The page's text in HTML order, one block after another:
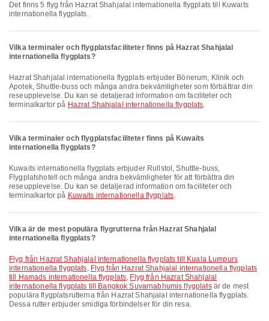
Det finns 5 flyg från Hazrat Shahjalal internationella flygplats till Kuwaits
internationella flygplats.
Vilka terminaler och flygplatsfaciliteter finns på Hazrat Shahjalal
internationella flygplats?
Hazrat Shahjalal internationella flygplats erbjuder Bönerum, Klinik och
Apotek, Shuttle-buss och många andra bekvämligheter som förbättrar din
reseupplevelse. Du kan se detaljerad information om faciliteter och
terminalkartor på Hazrat Shahjalal internationella flygplats.
Vilka terminaler och flygplatsfaciliteter finns på Kuwaits
internationella flygplats?
Kuwaits internationella flygplats erbjuder Rullstol, Shuttle-buss,
Flygplatshotell och många andra bekvämligheter för att förbättra din
reseupplevelse. Du kan se detaljerad information om faciliteter och
terminalkartor på Kuwaits internationella flygplats.
Vilka är de mest populära flygrutterna från Hazrat Shahjalal
internationella flygplats?
Flyg från Hazrat Shahjalal internationella flygplats till Kuala Lumpurs
internationella flygplats, Flyg från Hazrat Shahjalal internationella flygplats
till Hamads internationella flygplats, Flyg från Hazrat Shahjalal
internationella flygplats till Bangkok Suvarnabhumis flygplatsär de mest
populära flygplatsrutterna från Hazrat Shahjalal internationella flygplats.
Dessa rutter erbjuder smidiga förbindelser för din resa.